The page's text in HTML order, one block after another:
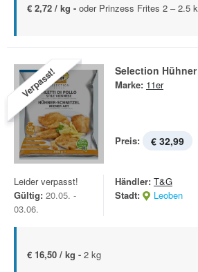
€ 2,72 / kg - oder Prinzess Frites 2 – 2.5
Verpasst! Selection
Marke: 11er
Preis: € 32,99
Leider verpasst!
Gültig: 20.05. -
03.06.
Händler: T&G
Stadt:
Leoben
€ 16,50 / kg - 2 kg